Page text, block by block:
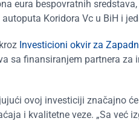
eura bespovratnih
Koridora Vc u BiH i
Investicioni okvir za
sa finansiranjem partnera
ovoj investiciji značajno
i kvalitetne veze. „Sa već